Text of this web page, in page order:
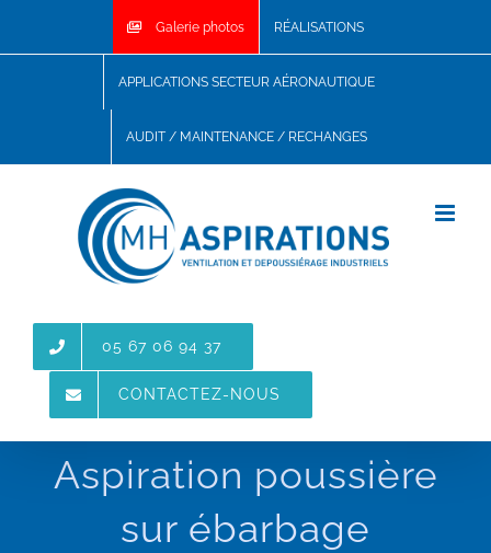
Galerie photos RÉALISATIONS
APPLICATIONS SECTEUR AÉRONAUTIQUE
AUDIT / MAINTENANCE / RECHANGES
05 67 06 94 37
CONTACTEZ-NOUS
Aspiration poussière
sur ébarbage